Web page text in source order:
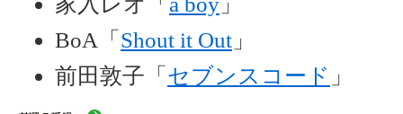
BoA「 Shout it Out 」
前田敦子「 セブンスコード 」